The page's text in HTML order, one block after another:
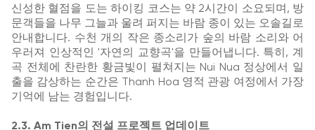
신성한 혈점을 도는 하이킹 코스는 약 2시간이 소요되며, 방
문객들을 나무 그늘과 울려 퍼지는 바람 종이 있는 오솔길로
안내합니다. 수천 개의 작은 종소리가 숲의 바람 소리와 어
우러져 인상적인 '자연의 교향곡'을 만들어냅니다. 특히, 계
곡 전체에 찬란한 황금빛이 펼쳐지는 Nui Nua 정상에서 일
출을 감상하는 순간은 Thanh Hoa 영적 관광 여정에서 가장
기억에 남는 경험입니다.
2.3. Am Tien의 전설 프로젝트 업데이트